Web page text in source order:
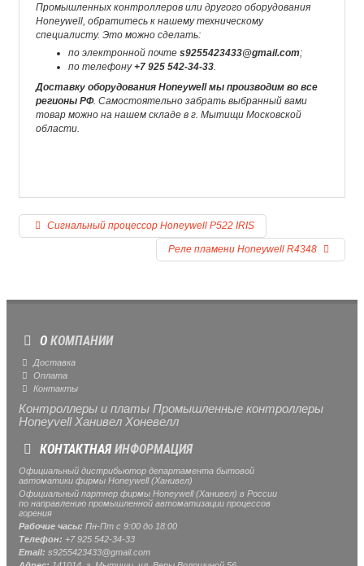
Промышленных контроллеров или другого оборудования
Honeywell, обратитесь к нашему техническому
специалисту. Это можно сделать:
по электронной почте s9255423433@gmail.com;
по телефону+7 925 542-34-33
Доставку оборудования Honeywell мы производим во все
регионы РФ. Самостоятельно забрать выбранный вами
товар можно на нашем складе в г. Мытищи Московской
области.
Сигнальный процессор Honeywell P522 IRIS
Реле пламени Honeywell R4348
О КОМПАНИИ
Доставка
Оплата
Контакты
Контроллеры и платы Промышленные контроллеры
Honeyvell Ханивел Хоневелл
КОНТАКТНАЯИНФОРМАЦИЯ
Официальный дистрибьютор департамента бытовой
автоматики фирмы Honeywell (Ханивел)
Официальный партнер фирмы Honeywell (Ханивел) в России
по направлению промышленной автоматизации процессов
горения
Рабочие часы: Пн-Пт с 9:00 до 18:00
Телефон: +7 925 542-34-33
Email: s9255423433@gmail.com